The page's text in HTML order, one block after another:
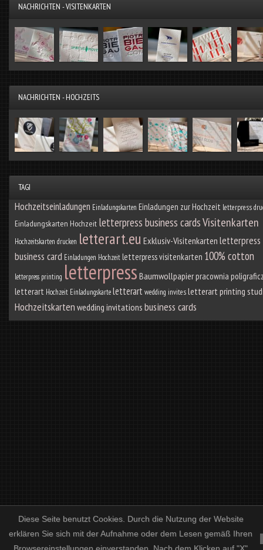
NACHRICHTEN - VISITENKARTEN
NACHRICHTEN - HOCHZEITS
TAGI
Hochzeitseinladungen Einladungskarten Einladungen zur Hochzeit letterpress
Einladungskarten Hochzeit letterpress business cardsVisitenkarten
Hochzeitskarten drucken letterart.eu Exklusiv-Visitenkarten letterpress
business card Einladungen Hochzeitletterpress visitenkarten 100% cotton
letterpress printing letterpress Baumwollpapierpracownia
letterart Hochzeit Einladungskarteletterart wedding invitesletterart printing
Hochzeitskarten wedding invitations business cards
Diese Seite benutzt Cookies. Durch die Nutzung der Website
erklären Sie sich mit der Aufnahme oder dem Lesen gemäß Ihren